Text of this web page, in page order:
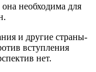
необходима для
и другие страны-
вступления
нет.